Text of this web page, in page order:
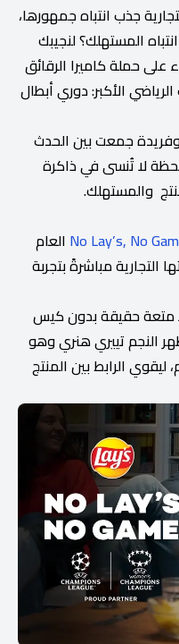
جذب انتباه جمهورها،
المستهلك؟ لنجيبك
حملة كاميرا الرقائق
الأكبر: دوري أبطال
جمعت بين الحدث
لا تُنسى في ذاكرة
والمستهلك.
العام
التجارية مباشرةً بتجربة
متعة حقيقة بدون كيس
النجم تييري هنري وهو
الرابط بين المنتج